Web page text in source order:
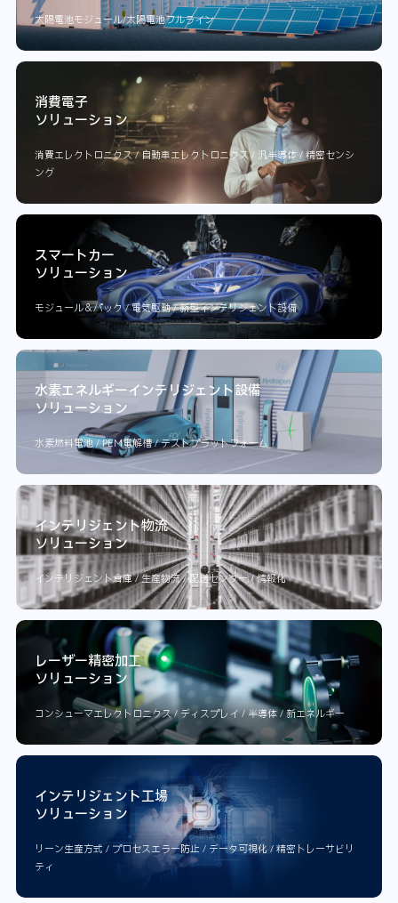
太陽電池モジュール/太陽電池フルライン
消費電子
ソリューション
消費エレクトロニクス / 自動車エレクトロニクス / 汎半導体 / 精密センシ
ング
スマートカー
ソリューション
モジュール＆パック / 電気駆動 / 新型インテリジェント設備
水素エネルギーインテリジェント設備
ソリューション
水素燃料電池 / PEM電解槽 / テストプラットフォーム
インテリジェント物流
ソリューション
インテリジェント倉庫 / 生産物流 / 配送センター / 情報化
レーザー精密加工
ソリューション
コンシューマエレクトロニクス / ディスプレイ / 半導体 / 新エネルギー
インテリジェント工場
ソリューション
リーン生産方式 / プロセスエラー防止 / データ可視化 / 精密トレーサビリ
ティ